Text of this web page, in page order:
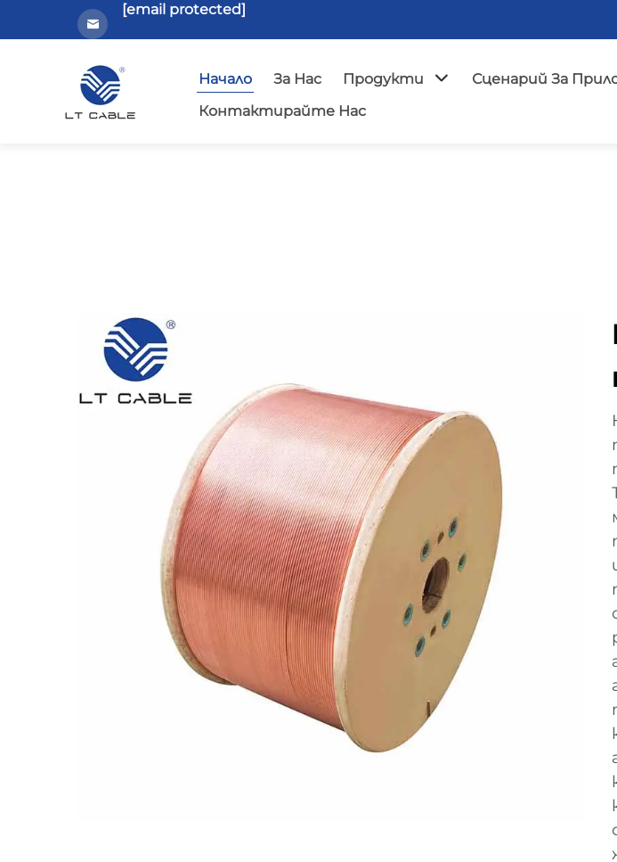
[email protected]
Начало За Нас Продукти Сценарий За
Контактирайте Нас